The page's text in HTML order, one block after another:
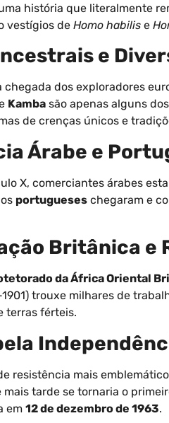
história que literalmente
vestígios de Homo habilis e
e
chegada dos exploradores
Kamba são apenas alguns
de crenças únicos e
Árabe e
X, comerciantes árabes
portugueses chegaram e
Britânica e
da África Oriental
1901) trouxe milhares de
terras férteis.
resistência mais
mais tarde se tornaria o
em 12 de dezembro de 1963.